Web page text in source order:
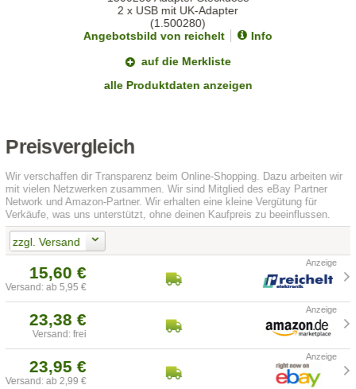
Angebotsbild von reichelt
Info
auf die Merkliste
alle Produktdaten anzeigen
Preisvergleich
Wir verschaffen dir Transparenz beim Online-Shopping. Dazu arbeiten wir
mit vielen Netzwerken zusammen. Wir sind Mitglied des eBay Partner
Network und Amazon-Partner. Wir erhalten eine kleine Vergütung für
Verkäufe, was uns unterstützt, ohne deinen Kaufpreis zu beeinflussen.
zzgl. Versand
15,60 €
Versand: ab 5,95 €
23,38 €
Versand: frei
23,95 €
Versand: ab 2,99 €